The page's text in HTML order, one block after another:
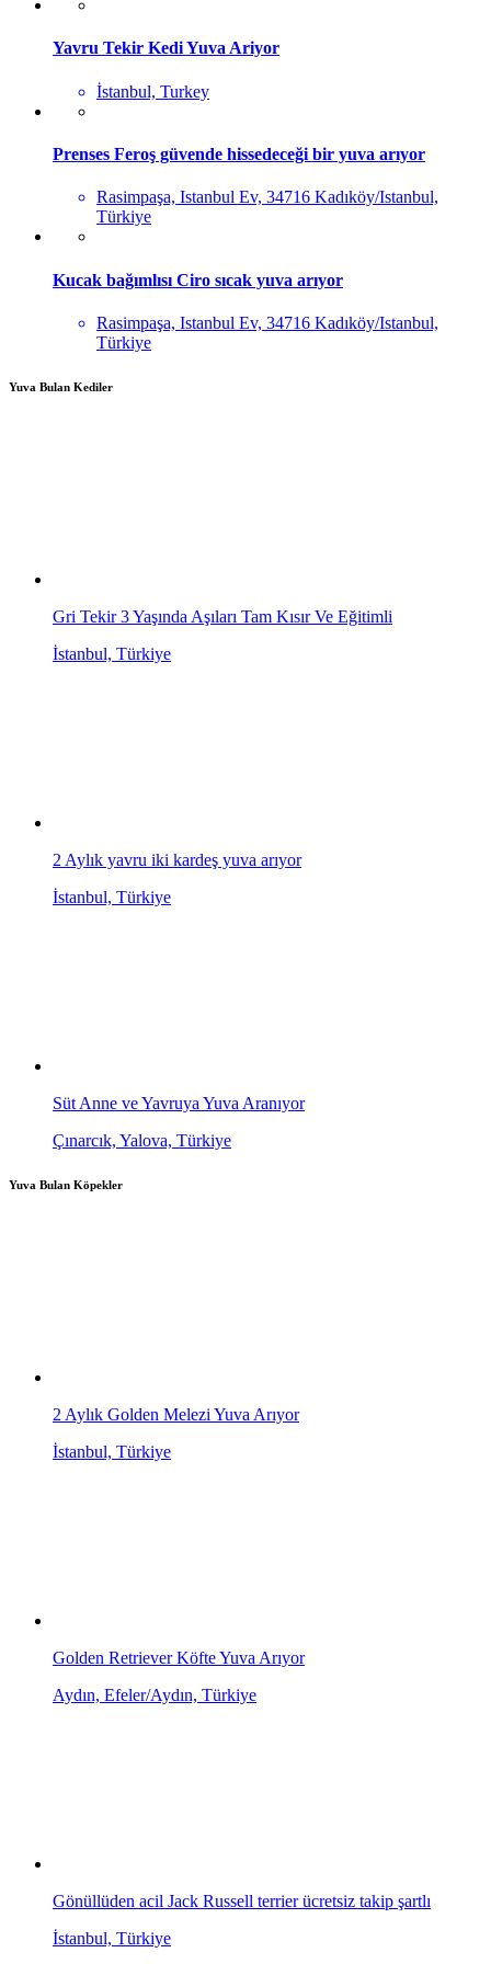
Yavru Tekir Kedi Yuva Ariyor
İstanbul, Turkey
Prenses Feroş güvende hissedeceği bir yuva arıyor
Rasimpaşa, Istanbul Ev, 34716 Kadıköy/Istanbul,
Türkiye
Kucak bağımlısı Ciro sıcak yuva arıyor
Rasimpaşa, Istanbul Ev, 34716 Kadıköy/Istanbul,
Türkiye
Yuva Bulan Kediler
Gri Tekir 3 Yaşında Aşıları Tam Kısır Ve Eğitimli
İstanbul, Türkiye
2 Aylık yavru iki kardeş yuva arıyor
İstanbul, Türkiye
Süt Anne ve Yavruya Yuva Aranıyor
Çınarcık, Yalova, Türkiye
Yuva Bulan Köpekler
2 Aylık Golden Melezi Yuva Arıyor
İstanbul, Türkiye
Golden Retriever Köfte Yuva Arıyor
Aydın, Efeler/Aydın, Türkiye
Gönüllüden acil Jack Russell terrier ücretsiz takip şartlı
İstanbul, Türkiye